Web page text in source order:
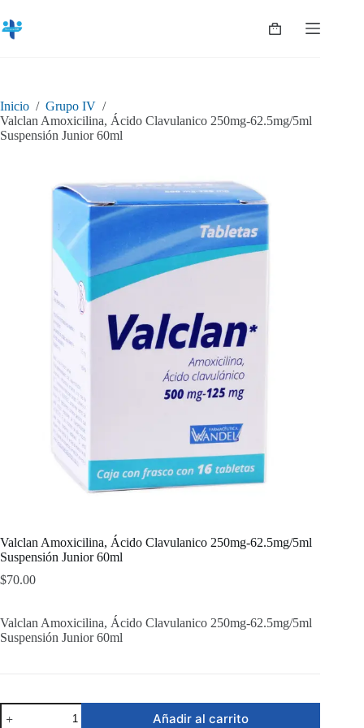
al
contenido
Shopping
Inicio / Grupo IV /
Valclan Amoxicilina, Ácido Clavulanico 250mg-62.5mg/5ml
Suspensión Junior 60ml
Valclan Amoxicilina, Ácido Clavulanico 250mg-62.5mg/5ml
Suspensión Junior 60ml
$70.00
Valclan Amoxicilina, Ácido Clavulanico 250mg-62.5mg/5ml
Suspensión Junior 60ml
Valclan
Amoxicilina,
Añadir al carrito